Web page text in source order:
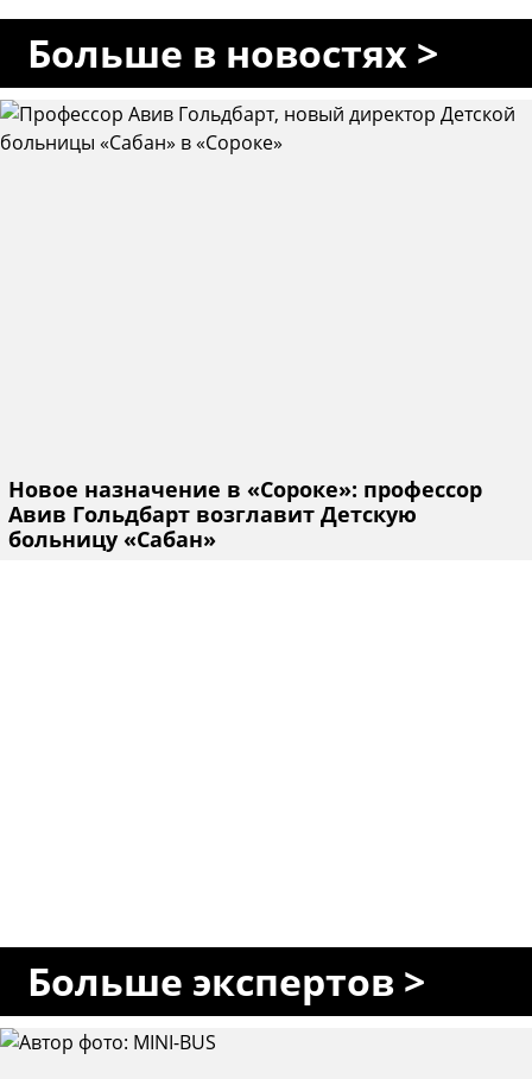
Больше в новостях >
Новое назначение в «Сороке»: профессор
Авив Гольдбарт возглавит Детскую
больницу «Сабан»
Больше экспертов >